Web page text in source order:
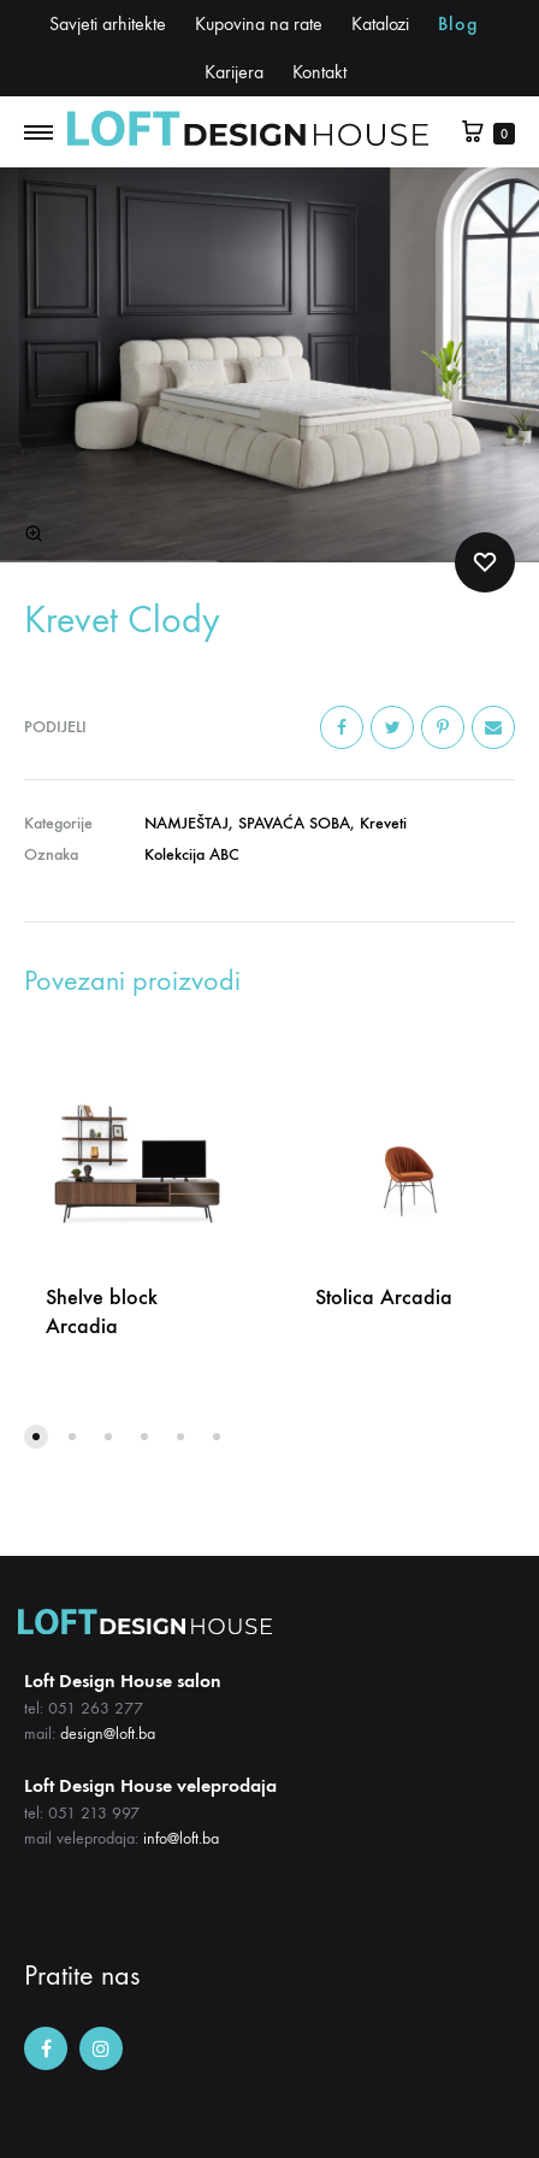
Savjeti arhitekte Kupovina na rate Katalozi Blog
Karijera Kontakt
0
Krevet Clody
PODIJELI
Kategorije NAMJEŠTAJ, SPAVAĆA SOBA, Kreveti
Oznaka
Kolekcija ABC
Povezani proizvodi
Shelve block
Arcadia
Stolica Arcadia
Loft Design House salon
tel: 051 263 277
mail: design@loft.ba
Loft Design House veleprodaja
tel: 051 213 997
mail veleprodaja: info@loft.ba
Pratite nas